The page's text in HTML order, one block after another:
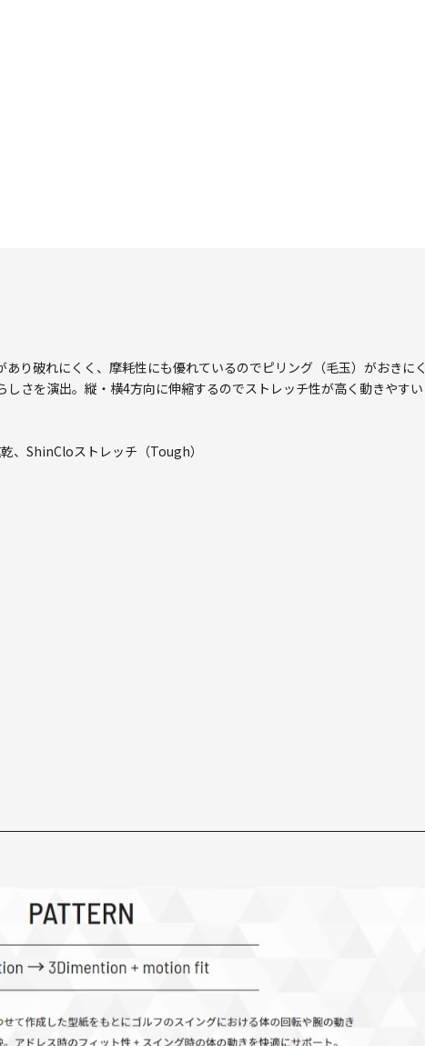
り破れにくく、摩耗性にも優れているのでピリング（毛玉）がおきにく
さを演出。縦・横4方向に伸縮するのでストレッチ性が高く動きやすい
、ShinCloストレッチ（Tough）